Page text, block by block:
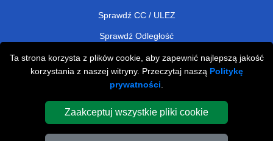
Ta strona korzysta z plików cookie, aby zapewnić najlepszą jakość
korzystania z naszej witryny. Przeczytaj naszą Politykę
prywatności
Zaakceptuj wszystkie pliki cookie
Sprawdź CC / ULEZ
Sprawdź Odległość
Man and Van Removals